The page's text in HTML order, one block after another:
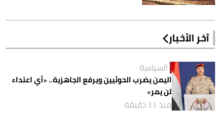
آخر الأخبار
السياسة
اليمن يضرب الحوثيين ويرفع الجاهزية.. «أي اعتداء
لن يمر»
منذ 11 دقيقة